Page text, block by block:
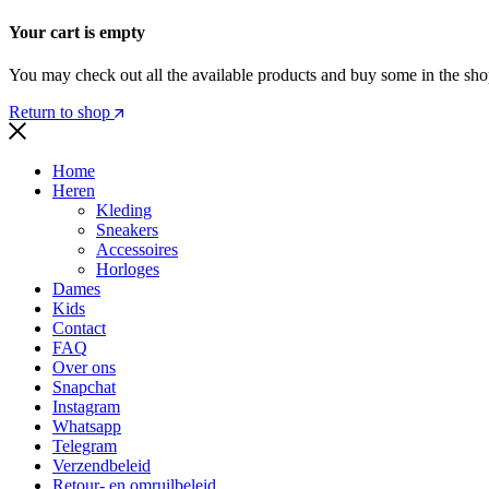
Your cart is empty
You may check out all the available products and buy some in the
Return to shop
Home
Heren
Kleding
Sneakers
Accessoires
Horloges
Dames
Kids
Contact
FAQ
Over ons
Snapchat
Instagram
Whatsapp
Telegram
Verzendbeleid